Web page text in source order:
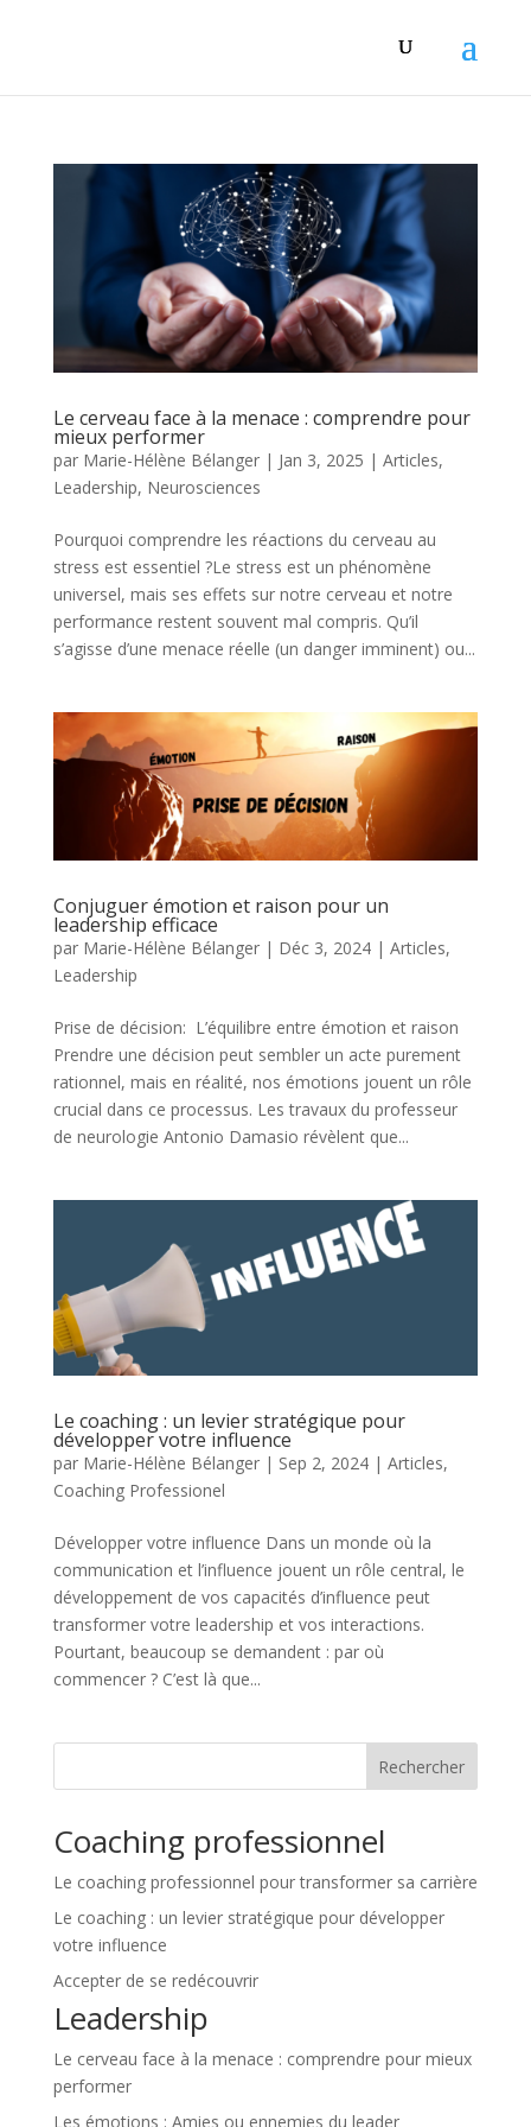
Le cerveau face à la menace : comprendre pour
mieux performer
par Marie-Hélène Bélanger| Jan 3, 2025 | Articles,
Leadership, Neurosciences
Pourquoi comprendre les réactions du cerveau au
stress est essentiel ?Le stress est un phénomène
universel, mais ses effets sur notre cerveau et notre
performance restent souvent mal compris. Qu’il
s’agisse d’une menace réelle (un danger imminent) ou...
Conjuguer émotion et raison pour un
leadership efficace
par Marie-Hélène Bélanger| Déc 3, 2024| Articles,
Leadership
Prise de décision: L’équilibre entre émotion et raison
Prendre une décision peut sembler un acte purement
rationnel, mais en réalité, nos émotions jouent un rôle
crucial dans ce processus. Les travaux du professeur
de neurologie Antonio Damasio révèlent que...
Le coaching : un levier stratégique pour
développer votre influence
par Marie-Hélène Bélanger| Sep 2, 2024| Articles,
Coaching Professionel
Développer votre influence Dans un monde où la
communication et l’influence jouent un rôle central, le
développement de vos capacités d’influence peut
transformer votre leadership et vos interactions.
Pourtant, beaucoup se demandent : par où
commencer ? C’est là que...
Rechercher
Coaching professionnel
Le coaching professionnel pour transformer sa carrière
Le coaching : un levier stratégique pour développer
votre influence
Accepter de se redécouvrir
Leadership
Le cerveau face à la menace : comprendre pour mieux
performer
Les émotions : Amies ou ennemies du leader